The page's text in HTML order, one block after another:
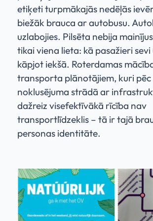
etiķeti turpmākajās nedēļās
biežāk brauca ar autobusu.
uzlabojies. Pilsēta nebija
tikai viena lieta: kā pasažieri
kāpjot iekšā. Roterdamas
transporta plānotājiem, kuri pēc
noklusējuma strādā ar
dažreiz visefektīvākā rīcība nav
transportlīdzeklis – tā ir tajā
personas identitāte.